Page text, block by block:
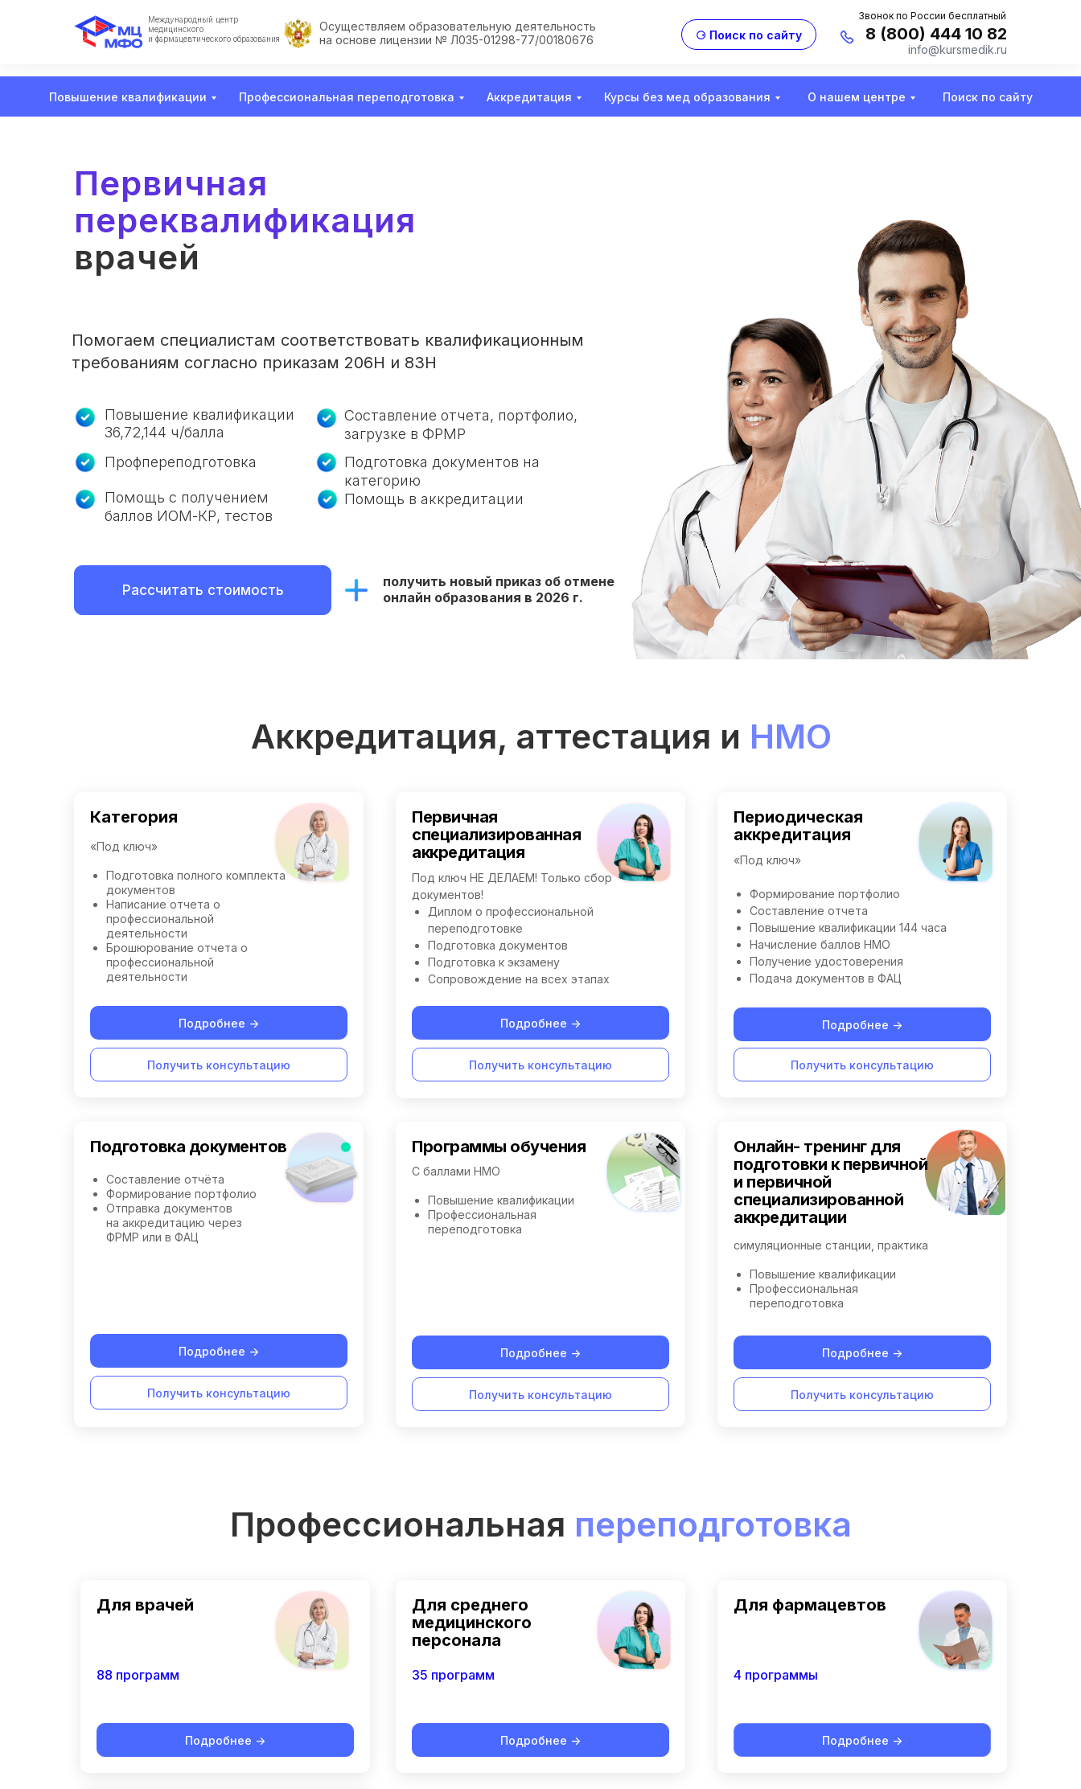
info@kursmedik.ru
8 (800) 444 10 82
Звонок по России бесплатный
⚆ Поиск по сайту
Осуществляем образовательную деятельность
на основе лицензии № Л035-01298-77/00180676
Международный центр
медицинского
и фармацевтического образования
Повышение квалификации Профессиональная переподготовка Аккредитация Курсы без мед образования О нашем центре Поиск по сайту
Помогаем специалистам соответствовать квалификационным
требованиям согласно приказам 206Н и 83Н
Рассчитать стоимость
Первичная
переквалификация
врачей
Повышение квалификации
36,72,144 ч/балла
Профпереподготовка
Помощь с получением
баллов ИОМ-КР, тестов
Подготовка документов на
категорию
Составление отчета, портфолио,
загрузке в ФРМР
Помощь в аккредитации
получить новый приказ об отмене
онлайн образования в 2026 г.
Аккредитация, аттестация и НМО
Категория
Подробнее ->
Получить консультацию
«Под ключ»
Подготовка полного комплекта
документов
Написание отчета о
профессиональной
деятельности
Брошюрование отчета о
профессиональной
деятельности
Подготовка документов
Подробнее ->
Получить консультацию
Составление отчёта
Формирование портфолио
Отправка документов
на аккредитацию через
ФРМР или в ФАЦ
Подробнее ->
Онлайн- тренинг для
подготовки к первичной
и первичной
специализированной
аккредитации
Получить консультацию
симуляционные станции, практика
Повышение квалификации
Профессиональная
переподготовка
Программы обучения
Подробнее ->
Получить консультацию
С баллами НМО
Повышение квалификации
Профессиональная
переподготовка
Первичная
специализированная
аккредитация
Под ключ НЕ ДЕЛАЕМ! Только сбор
документов!
Диплом о профессиональной
переподготовке
Подготовка документов
Подготовка к экзамену
Сопровождение на всех этапах
Подробнее ->
Получить консультацию
Периодическая
аккредитация
«Под ключ»
Формирование портфолио
Составление отчета
Повышение квалификации 144 часа
Начисление баллов НМО
Получение удостоверения
Подача документов в ФАЦ
Подробнее ->
Получить консультацию
Профессиональная переподготовка
Для среднего
медицинского
персонала
35 программ
Для врачей
Подробнее ->
88 программ
Подробнее ->
Для фармацевтов
Подробнее ->
4 программы